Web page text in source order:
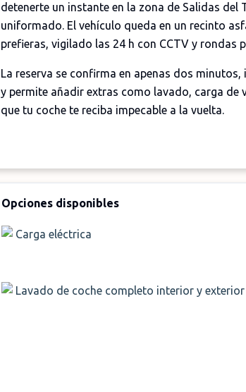
detenerte un instante en la zona de Salidas
uniformado. El vehículo queda en un recinto
prefieras, vigilado las 24 h con CCTV y rondas
La reserva se confirma en apenas dos
y permite añadir extras como lavado, carga de
que tu coche te reciba impecable a la vuelta.
Opciones disponibles
Carga eléctrica
Lavado de coche completo interior y exterior